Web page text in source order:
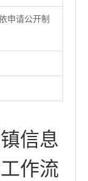
申请公开制
信息
作流